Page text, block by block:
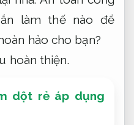
làm thế nào để
hảo cho bạn?
hoàn thiện.
dột rẻ áp dụng